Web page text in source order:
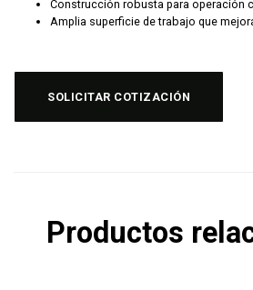
Construcción robusta para operación
Amplia superficie de trabajo que
SOLICITAR COTIZACIÓN
Productos